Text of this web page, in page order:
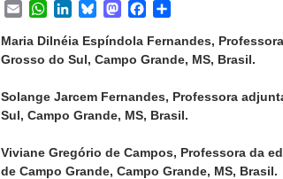
EmailWhatsApp
LinkedInBlueskyMastodonFacebook
Maria Dilnéia Espíndola Fernandes,
Grosso do Sul, Campo Grande, MS, Brasil.
Solange Jarcem Fernandes, Professora
Sul, Campo Grande, MS, Brasil.
Viviane Gregório de Campos, Professora da
de Campo Grande, Campo Grande, MS, Brasil.